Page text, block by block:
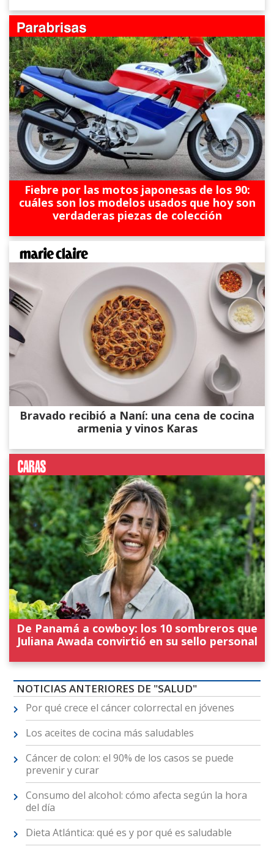
Fiebre por las motos japonesas de los 90:
cuáles son los modelos usados que hoy son
verdaderas piezas de colección
Bravado recibió a Naní: una cena de cocina
armenia y vinos Karas
De Panamá a cowboy: los 10 sombreros que
Juliana Awada convirtió en su sello personal
NOTICIAS ANTERIORES DE "SALUD"
Por qué crece el cáncer colorrectal en jóvenes
Los aceites de cocina más saludables
Cáncer de colon: el 90% de los casos se puede
prevenir y curar
Consumo del alcohol: cómo afecta según la hora
del día
Dieta Atlántica: qué es y por qué es saludable